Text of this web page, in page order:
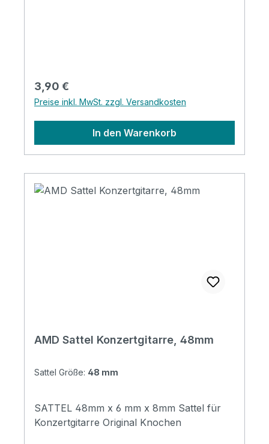
Regulärer Preis:
3,90 €
Preise inkl. MwSt. zzgl. Versandkosten
In den Warenkorb
AMD Sattel Konzertgitarre, 48mm
Sattel Größe: 48 mm
SATTEL 48mm x 6 mm x 8mm Sattel für
Konzertgitarre Original Knochen